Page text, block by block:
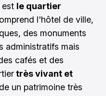
est le quartier
l'hôtel de ville,
des monuments
administratifs mais
cafés et des
très vivant et
un patrimoine très